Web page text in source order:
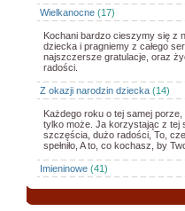
Wielkanocne (17)
Kochani bardzo cieszymy się z
dziecka i pragniemy z całego
najszczersze gratulacje, oraz
radości.
Z okazji narodzin dziecka (14)
Każdego roku o tej samej
tylko może. Ja korzystając z tej
szczęścia, dużo radości, To,
spełniło, A to, co kochasz, by
Imieninowe (41)